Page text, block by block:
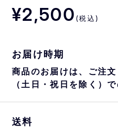
¥2,500 (税込)
お届け時期
商品のお届けは、ご注
（土日・祝日を除く）
送料